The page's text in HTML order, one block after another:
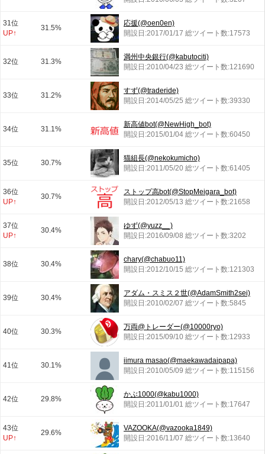
31位
UP↑
31.5%
応援(@oen0en)
開設日:2017/01/17 総ツイート数:17573
32位 31.3%
満州中央銀行(@kabutociti)
開設日:2010/04/23 総ツイート数:121690
33位 31.2%
すず(@traderide)
開設日:2014/05/25 総ツイート数:39330
34位 31.1%
新高値bot(@NewHigh_bot)
開設日:2015/01/04 総ツイート数:60450
35位 30.7%
猫組長(@nekokumicho)
開設日:2011/05/20 総ツイート数:61405
36位
UP↑
30.7%
ストップ高bot(@StopMeigara_bot)
開設日:2012/05/13 総ツイート数:21658
37位
UP↑
30.4%
ゆず(@yuzz__)
開設日:2016/09/08 総ツイート数:3202
38位 30.4%
chary(@chabuo11)
開設日:2012/10/15 総ツイート数:121303
39位 30.4%
アダム・スミス２世(@AdamSmith2sei)
開設日:2010/02/07 総ツイート数:5845
40位 30.3%
万両@トレーダー(@10000ryo)
開設日:2015/09/10 総ツイート数:12933
41位 30.1%
iimura masao(@maekawadaipapa)
開設日:2010/05/09 総ツイート数:115156
42位 29.8%
かぶ1000(@kabu1000)
開設日:2011/01/01 総ツイート数:17647
43位
UP↑
29.6%
VAZOOKA(@vazooka1849)
開設日:2016/11/07 総ツイート数:13640